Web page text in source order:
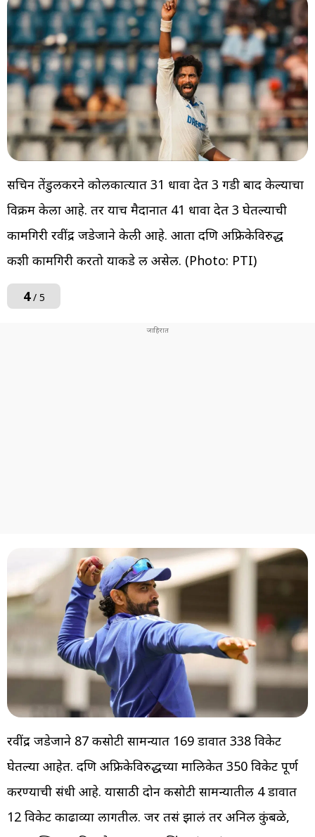
सचिन तेंडुलकरने कोलकात्यात 31 धावा देत 3 गडी बाद केल्याचा
विक्रम केला आहे. तर याच मैदानात 41 धावा देत 3 घेतल्याची
कामगिरी रवींद्र जडेजाने केली आहे. आता दक्षिण अफ्रिकेविरुद्ध
कशी कामगिरी करतो याकडे लक्ष असेल. (Photo: PTI)
4/ 5
रवींद्र जडेजाने 87 कसोटी सामन्यात 169 डावात 338 विकेट
घेतल्या आहेत. दक्षिण अफ्रिकेविरुद्धच्या मालिकेत 350 विकेट पूर्ण
करण्याची संधी आहे. यासाठी दोन कसोटी सामन्यातील 4 डावात
12 विकेट काढाव्या लागतील. जर तसं झालं तर अनिल कुंबळे,